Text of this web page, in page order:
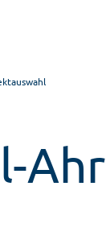
Ahr